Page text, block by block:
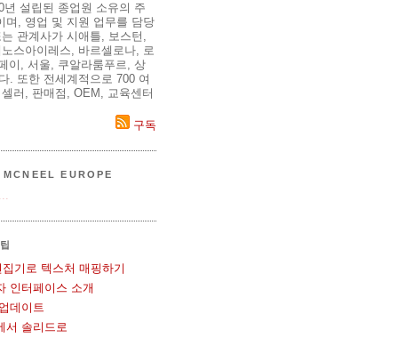
년 설립된 종업원 소유의 주
며, 영업 및 지원 업무를 담당
관계사가 시애틀, 보스턴,
스아이레스, 바르셀로나, 로
이, 서울, 쿠알라룸푸르, 상
. 또한 전세계적으로 700 여
러, 판매점, OEM, 교육센터
구독
EUROPE
기로 텍스처 매핑하기
인터페이스 소개
데이트
서 솔리드로